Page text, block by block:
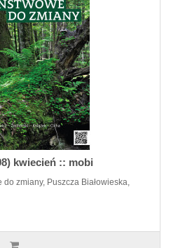
kwiecień :: mobi
zmiany, Puszcza Białowieska,